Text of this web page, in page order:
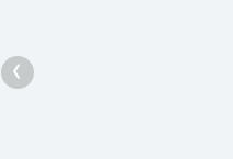
‹